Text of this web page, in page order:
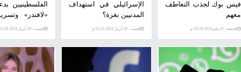
فيس بوك لجذب التعاطف
معهم
الجمعة، 31 مايو 2024 03:16 م
الإسرائيلي في استهداف
المدنيين بغزة؟
السبت، 20 أبريل 2024 02:53 م
الفلسطينيين
«لافندر»
مجموعات
السبت، 20 أبريل 2024 12:28 م